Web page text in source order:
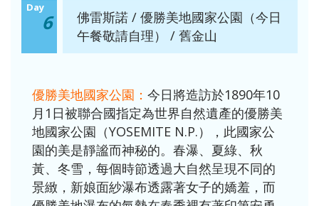
Day
6
佛雷斯諾 / 優勝美地國家公園（今日
午餐敬請自理） / 舊金山
優勝美地國家公園： 今日將造訪於1890年10
月1日被聯合國指定為世界自然遺產的優勝美
地國家公園（YOSEMITE N.P.），此國家公
園的美是靜謐而神秘的。春瀑、夏綠、秋
黃、冬雪，每個時節透過大自然呈現不同的
景緻，新娘面紗瀑布透露著女子的嬌羞，而